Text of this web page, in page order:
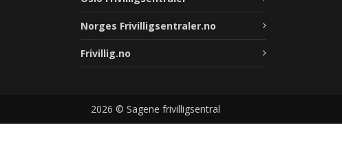
Norges Frivilligsentraler.no
Frivillig.no
2026 © Sagene frivilligsentral